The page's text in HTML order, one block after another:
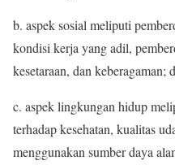
b. aspek sosial meliputi
kondisi kerja yang adil,
kesetaraan, dan keberagaman;
c. aspek lingkungan hidup
terhadap kesehatan, kualitas
menggunakan sumber daya